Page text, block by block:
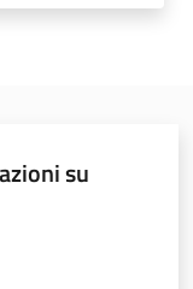
su